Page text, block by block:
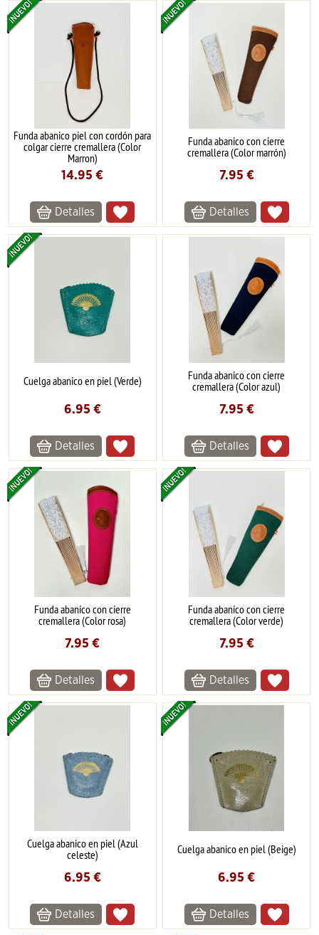
Funda abanico piel con cordón para
colgar cierre cremallera (Color
Marron)
14.95 €
Detalles
Funda abanico con cierre
cremallera (Color marrón)
7.95 €
Detalles
Cuelga abanico en piel (Verde)
6.95 €
Detalles
Funda abanico con cierre
cremallera (Color azul)
7.95 €
Detalles
Funda abanico con cierre
cremallera (Color rosa)
7.95 €
Detalles
Funda abanico con cierre
cremallera (Color verde)
7.95 €
Detalles
Cuelga abanico en piel (Azul
celeste)
6.95 €
Detalles
Cuelga abanico en piel (Beige)
6.95 €
Detalles